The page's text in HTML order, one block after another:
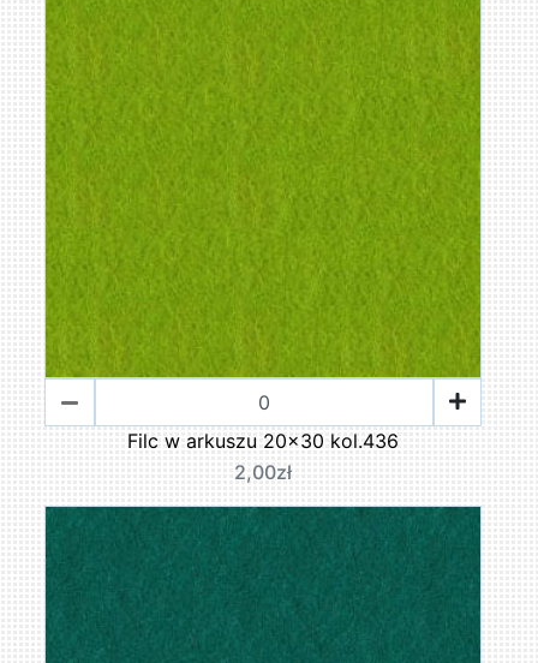
Filc w arkuszu 20x30 kol.436
2,00zł